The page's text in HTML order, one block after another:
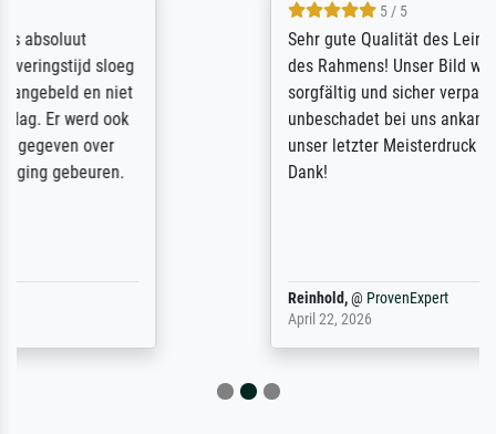
Sehr gute Qualität des Leinwanddrucks und
des Rahmens! Unser Bild wurde sehr
sorgfältig und sicher verpackt, so dass es
unbeschadet bei uns ankam. Es wird nicht
unser letzter Meisterdruck sein. Vielen
Dank!